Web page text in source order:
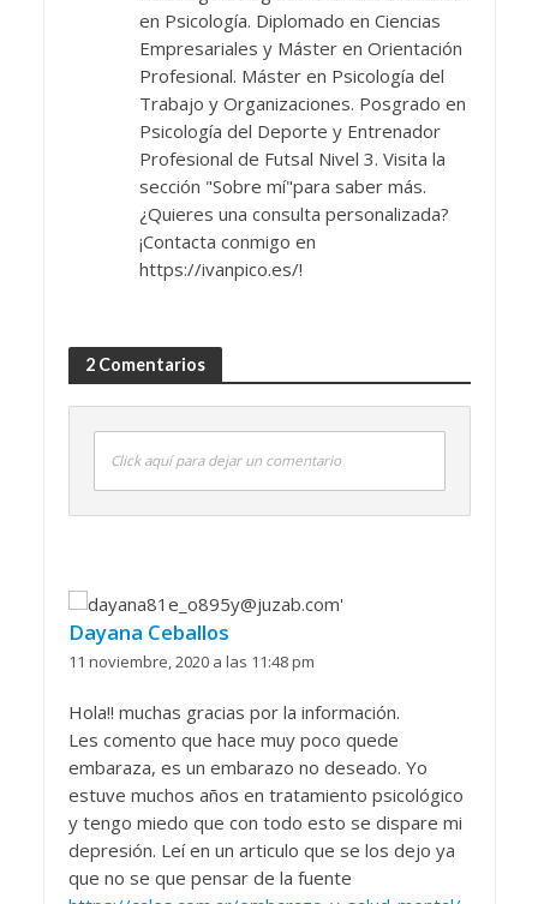
en Psicología. Diplomado en Ciencias
Empresariales y Máster en Orientación
Profesional. Máster en Psicología del
Trabajo y Organizaciones. Posgrado en
Psicología del Deporte y Entrenador
Profesional de Futsal Nivel 3. Visita la
sección "Sobre mí"para saber más.
¿Quieres una consulta personalizada?
¡Contacta conmigo en
https://ivanpico.es/!
2 Comentarios
Click aquí para dejar un comentario
Dayana Ceballos
11 noviembre, 2020 a las 11:48 pm
Hola!! muchas gracias por la información.
Les comento que hace muy poco quede
embaraza, es un embarazo no deseado. Yo
estuve muchos años en tratamiento psicológico
y tengo miedo que con todo esto se dispare mi
depresión. Leí en un articulo que se los dejo ya
que no se que pensar de la fuente